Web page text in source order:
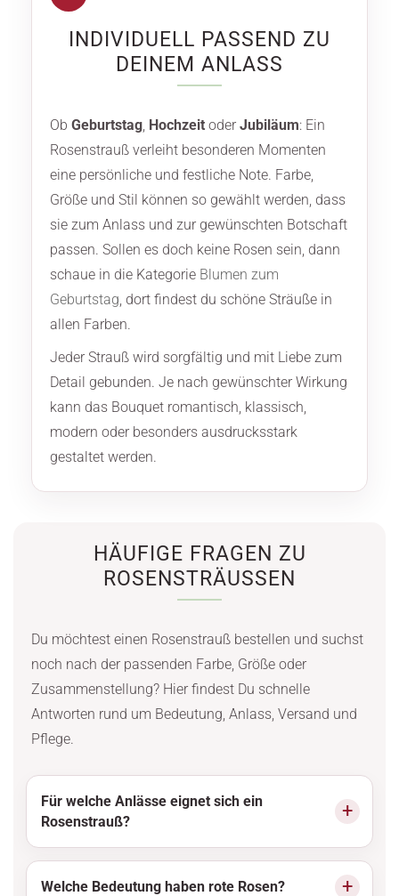
INDIVIDUELL PASSEND ZU
DEINEM ANLASS
Ob Geburtstag, Hochzeit oder Jubiläum: Ein
Rosenstrauß verleiht besonderen Momenten
eine persönliche und festliche Note. Farbe,
Größe und Stil können so gewählt werden, dass
sie zum Anlass und zur gewünschten Botschaft
passen. Sollen es doch keine Rosen sein, dann
schaue in die Kategorie Blumen zum
Geburtstag, dort findest du schöne Sträuße in
allen Farben.
Jeder Strauß wird sorgfältig und mit Liebe zum
Detail gebunden. Je nach gewünschter Wirkung
kann das Bouquet romantisch, klassisch,
modern oder besonders ausdrucksstark
gestaltet werden.
HÄUFIGE FRAGEN ZU
ROSENSTRÄUSSEN
Du möchtest einen Rosenstrauß bestellen und suchst
noch nach der passenden Farbe, Größe oder
Zusammenstellung? Hier findest Du schnelle
Antworten rund um Bedeutung, Anlass, Versand und
Pflege.
Für welche Anlässe eignet sich ein
Rosenstrauß?
Welche Bedeutung haben rote Rosen?